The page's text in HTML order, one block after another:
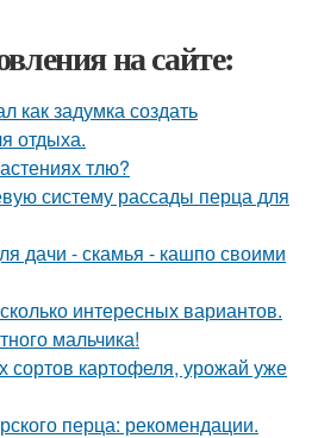
на сайте:
как задумка создать
отдыха.
тлю?
систему рассады перца для
дачи - скамья - кашпо своими
интересных вариантов.
мальчика!
сортов картофеля, урожай уже
перца: рекомендации.